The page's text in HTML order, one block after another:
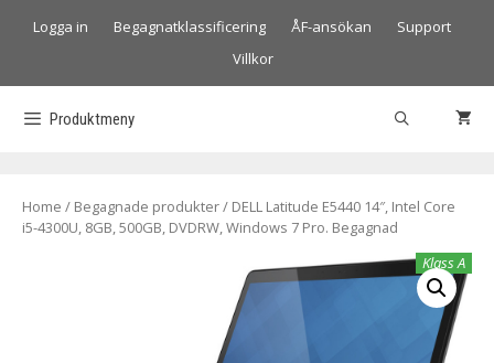
Logga in Begagnatklassificering ÅF-ansökan
Support
Villkor
Produktmeny
Home / Begagnade produkter/ DELL Latitude E5440 14″, Intel Core
i5-4300U, 8GB, 500GB, DVDRW, Windows 7 Pro. Begagnad
Klass A